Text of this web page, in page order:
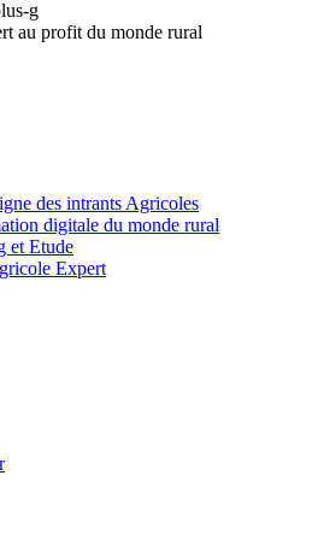
g
au profit du monde rural
des intrants Agricoles
digitale du monde rural
et Etude
Expert